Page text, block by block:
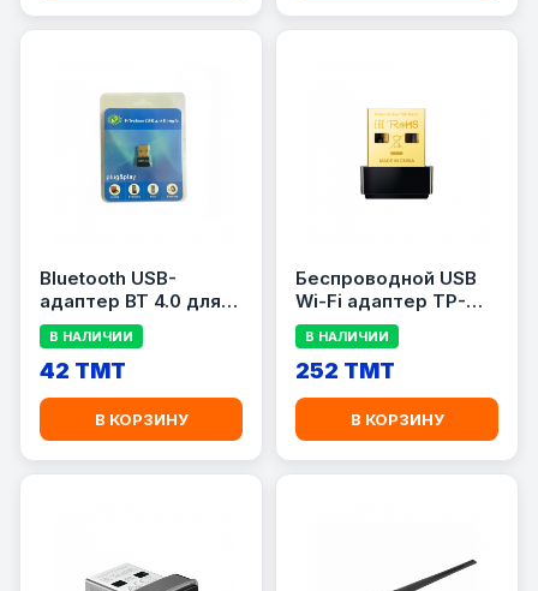
Bluetooth USB-
адаптер BT 4.0 для
ПК и ноутбука
В НАЛИЧИИ
42 TMT
В КОРЗИНУ
Беспроводной USB
Wi-Fi адаптер TP-
Link Archer T2U Nano
AC600.
В НАЛИЧИИ
252 TMT
В КОРЗИНУ